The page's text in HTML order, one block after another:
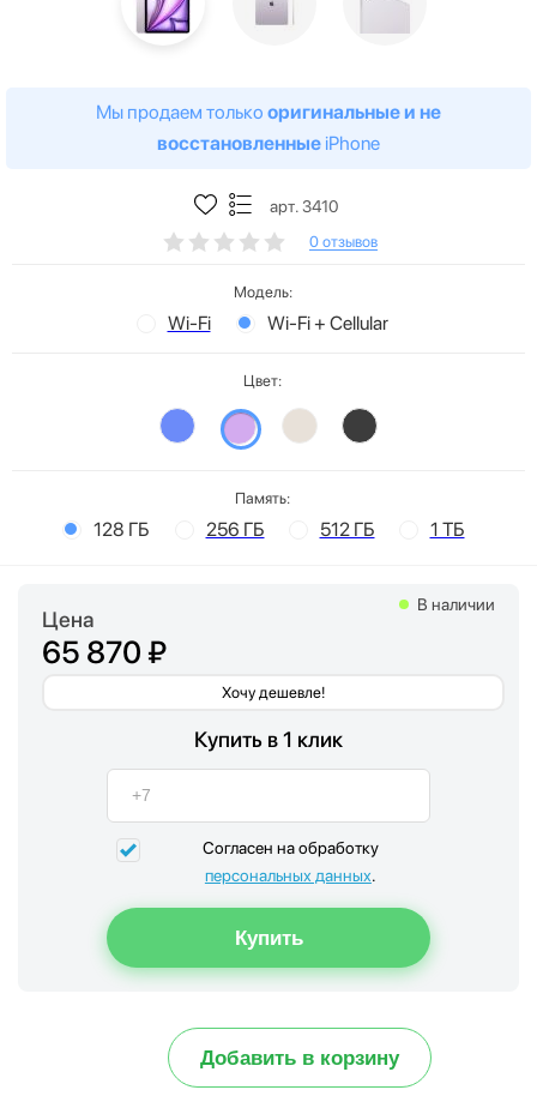
Мы продаем только оригинальные и не
восстановленные iPhone
арт. 3410
0 отзывов
Модель:
Wi-Fi Wi-Fi + Cellular
Цвет:
Память:
128 ГБ 256 ГБ 512 ГБ 1 ТБ
Цена
65 870 ₽
Хочу дешевле!
В наличии
Купить в 1 клик
Согласен на обработку
персональных данных.
Добавить в корзину